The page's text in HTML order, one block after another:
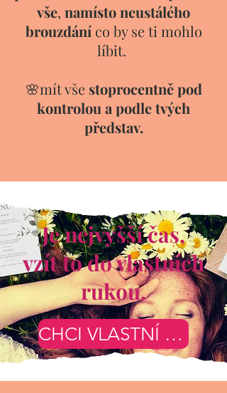
vše, namísto neustálého
brouzdání co by se ti mohlo
líbit.
🌸mít všestoprocentně pod
kontrolou a podle tvých
představ.
Je nejvyšší čas,
vzít to do vlastních
rukou.
CHCI VLASTNÍ TISKOVINY